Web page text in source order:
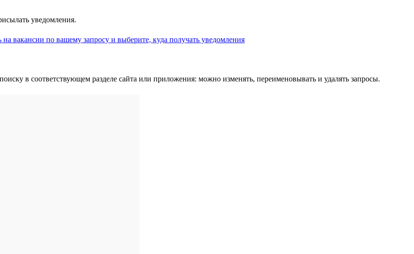
уведомления.
в соответствующем разделе сайта или приложения: можно изменять, переименовывать и удалять запросы.